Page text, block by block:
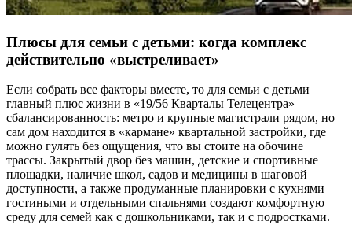
Плюсы для семьи с детьми: когда комплекс
действительно «выстреливает»
Если собрать все факторы вместе, то для семьи с детьми
главный плюс жизни в «19/56 Кварталы Телецентра» —
сбалансированность: метро и крупные магистрали рядом, но
сам дом находится в «кармане» квартальной застройки, где
можно гулять без ощущения, что вы стоите на обочине
трассы. Закрытый двор без машин, детские и спортивные
площадки, наличие школ, садов и медицины в шаговой
доступности, а также продуманные планировки с кухнями
гостиными и отдельными спальнями создают комфортную
среду для семей как с дошкольниками, так и с подростками.